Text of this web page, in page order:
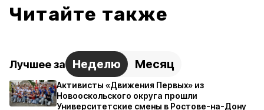
Читайте также
Лучшее за Неделю Месяц
Активисты «Движения Первых» из
Новооскольского округа прошли
Университетские смены в Ростове-на-Дону